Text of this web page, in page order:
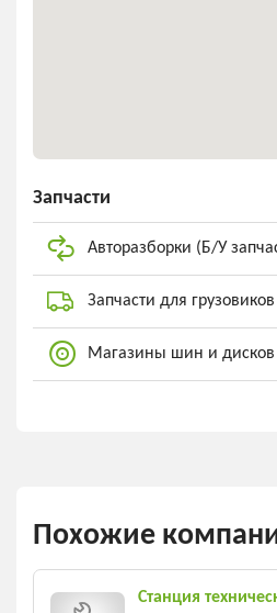
Запчасти
Авторазборки (Б/У
Запчасти для грузовиков
Магазины шин и дисков
Похожие
Станция